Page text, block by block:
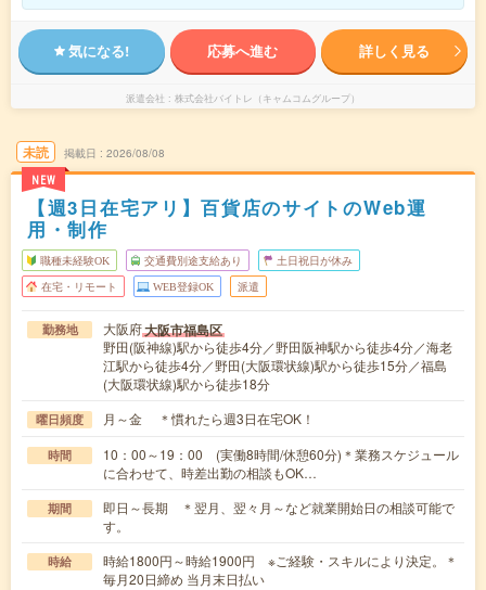
気になる! 応募へ進む 詳しく見る
派遣会社 株式会社バイトレ（キャムコムグループ）
未読
NEW
掲載日 2026/08/08
【週3日在宅アリ】百貨店のサイトのWeb運
用・制作
職種未経験OK 交通費別途支給あり 土日祝日が休み
在宅・リモート WEB登録OK 派遣
勤務地 大阪府大阪市福島区
野田(阪神線)駅から徒歩4分／野田阪神駅から徒歩4分／海老
江駅から徒歩4分／野田(大阪環状線)駅から徒歩15分／福島
(大阪環状線)駅から徒歩18分
曜日頻度 月～金 ＊慣れたら週3日在宅OK！
時間
10：00～19：00 (実働8時間/休憩60分)＊業務スケジュール
に合わせて、時差出勤の相談もOK…
期間
即日～長期 ＊翌月、翌々月～など就業開始日の相談可能で
す。
時給
時給1800円～時給1900円 ※ご経験・スキルにより決定。＊
毎月20日締め 当月末日払い